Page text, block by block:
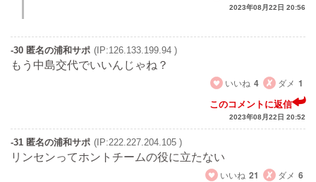
2023年08月22日 20:56
-30 匿名の浦和サポ (IP:126.133.199.94 )
もう中島交代でいいんじゃね？
いいね 4 ダメ 1
このコメントに返信
2023年08月22日 20:52
-31 匿名の浦和サポ (IP:222.227.204.105 )
リンセンってホントチームの役に立たない
いいね 21 ダメ 6